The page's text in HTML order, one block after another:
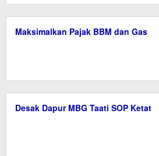
Maksimalkan Pajak BBM dan Gas
Desak Dapur MBG Taati SOP Ketat